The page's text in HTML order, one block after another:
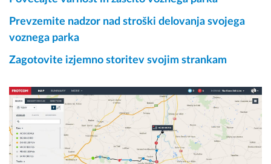
Prevzemite nadzor nad stroški delovanja svojega
voznega parka
Zagotovite izjemno storitev svojim strankam